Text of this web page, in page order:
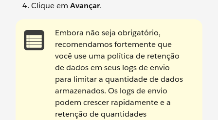
Clique em Avançar.
Embora não seja obrigatório,
recomendamos fortemente que
você use uma política de retenção
de dados em seus logs de envio
para limitar a quantidade de dados
armazenados. Os logs de envio
podem crescer rapidamente e a
retenção de quantidades